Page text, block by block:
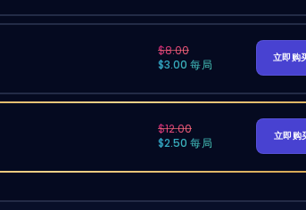
$8.00
$3.00 每局
立即购
$12.00
$2.50 每局
立即购